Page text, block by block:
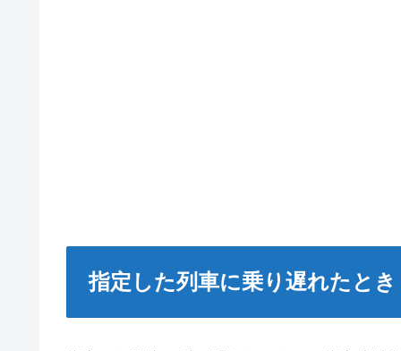
指定した列車に乗り遅れたとき